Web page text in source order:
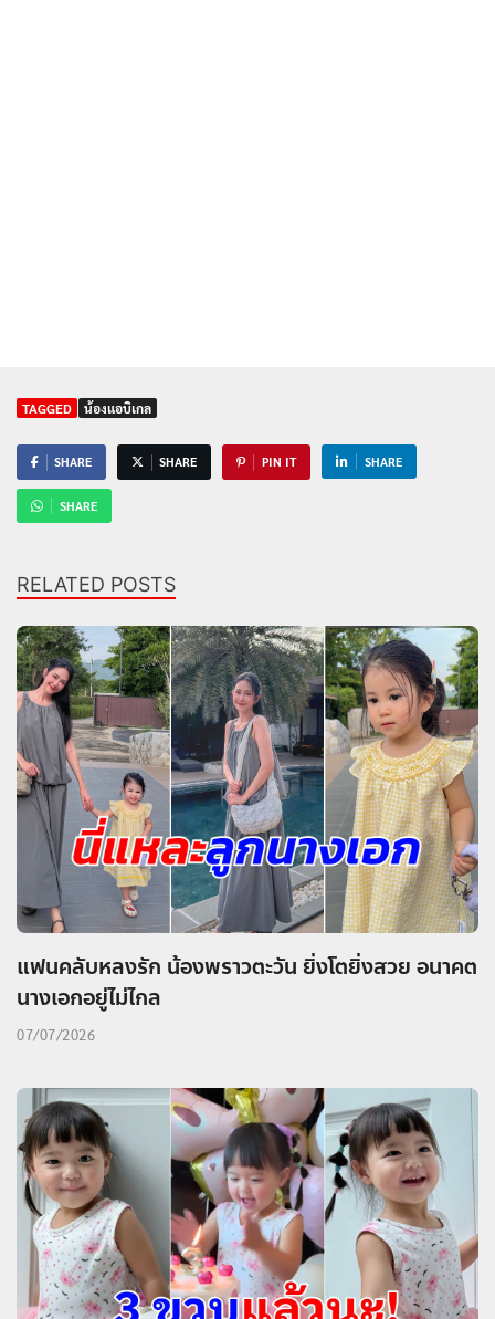
TAGGED น้องแอบิเกล
SHARE SHARE PIN IT SHARE
SHARE
RELATED POSTS
แฟนคลับหลงรัก น้องพราวตะวัน ยิ่งโตยิ่งสวย อนาคต
นางเอกอยู่ไม่ไกล
07/07/2026